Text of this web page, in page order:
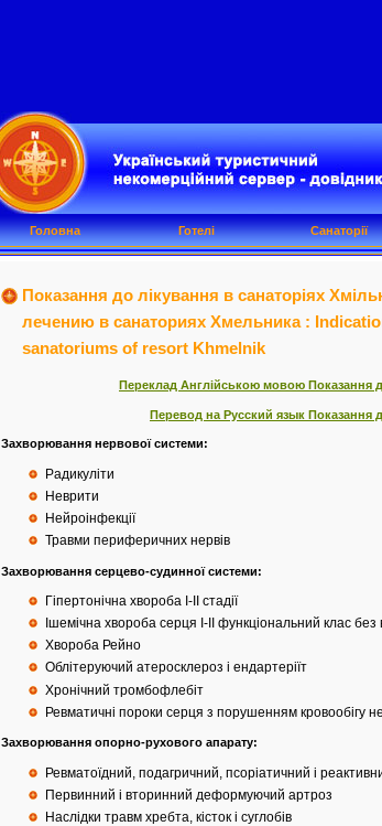
Показання до лікування в санаторіях
лечению в санаториях Хмельника :
sanatoriums of resort Khmelnik
Переклад Англійською мовою Показання
Перевод на Русский язык Показання
Захворювання нервової системи:
Радикуліти
Неврити
Нейроінфекції
Травми периферичних нервів
Захворювання серцево-судинної системи:
Гіпертонічна хвороба І-ІІ стадії
Ішемічна хвороба серця І-ІІ функціональний клас
Хвороба Рейно
Облітеруючий атеросклероз і ендартеріїт
Хронічний тромбофлебіт
Ревматичні пороки серця з порушенням кровообігу
Захворювання опорно-рухового апарату:
Ревматоїдний, подагричний, псоріатичний і
Первинний і вторинний деформуючий артроз
Наслідки травм хребта, кісток і суглобів
Головна Готелі Санаторії